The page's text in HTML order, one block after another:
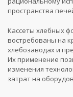
пространства
Кассеты хлебных
востребованы на
хлебозаводах и
Их применение
изменения
затрат на